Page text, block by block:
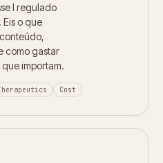
I regulado
Eis o que
como gastar
importam.
Cost